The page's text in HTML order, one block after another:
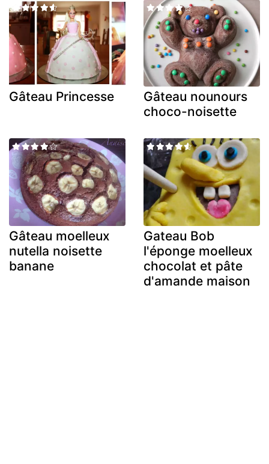
Gâteau Princesse
Gâteau nounours
choco-noisette
Gâteau moelleux
nutella noisette
banane
Gateau Bob
l'éponge moelleux
chocolat et pâte
d'amande maison